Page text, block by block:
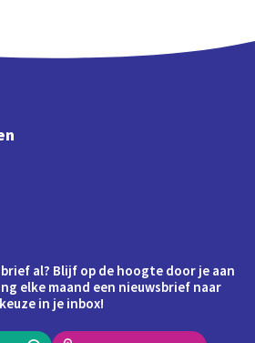
al? Blijf op de hoogte door je aan
elke maand een nieuwsbrief naar
keuze in je inbox!